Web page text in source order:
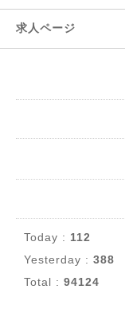
求人ページ
Today : 112
Yesterday : 388
Total : 94124